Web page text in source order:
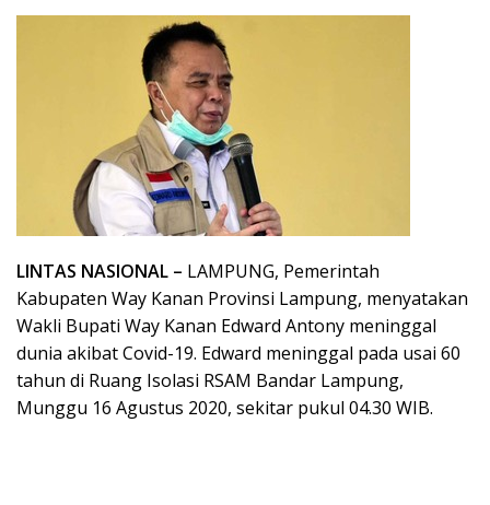
LINTAS NASIONAL – LAMPUNG, Pemerintah
Kabupaten Way Kanan Provinsi Lampung, menyatakan
Wakli Bupati Way Kanan Edward Antony meninggal
dunia akibat Covid-19. Edward meninggal pada usai 60
tahun di Ruang Isolasi RSAM Bandar Lampung,
Munggu 16 Agustus 2020, sekitar pukul 04.30 WIB.